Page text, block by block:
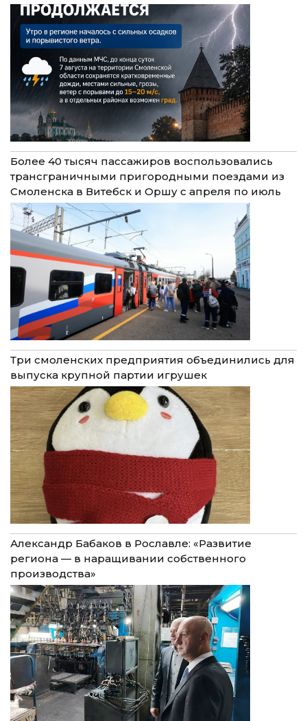
Более 40 тысяч пассажиров воспользовались
трансграничными пригородными поездами из
Смоленска в Витебск и Оршу с апреля по июль
Три смоленских предприятия объединились для
выпуска крупной партии игрушек
Александр Бабаков в Рославле: «Развитие
региона — в наращивании собственного
производства»